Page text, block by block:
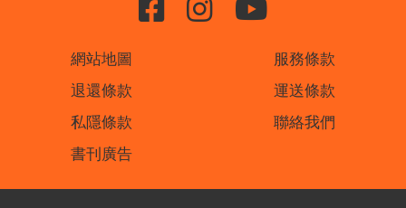
網站地圖
服務條款
退還條款
運送條款
私隱條款
聯絡我們
書刊廣告